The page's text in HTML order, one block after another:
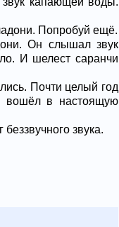
Попробуй ещё.
Он слышал звук
И шелест саранчи
Почти целый год
вошёл в настоящую
звука.